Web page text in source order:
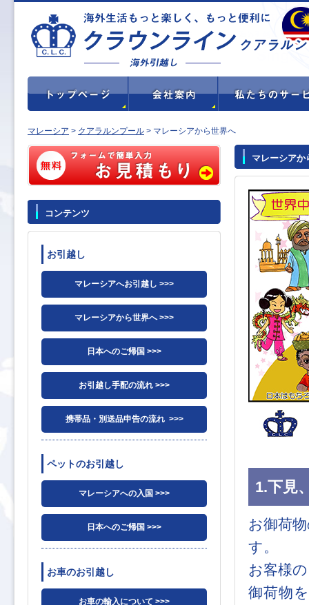
マレーシア > クアラルンプール > マレーシアから世界へ
コンテンツ
お引越し
マレーシアへお引越し >>>
マレーシアから世界へ >>>
日本へのご帰国 >>>
お引越し手配の流れ >>>
携帯品・別送品申告の流れ >>>
ペットのお引越し
マレーシアへの入国 >>>
日本へのご帰国 >>>
お車のお引越し
お車の輸入について >>>
マレーシアか
1.下見
お御荷
す。
お客様
御荷物